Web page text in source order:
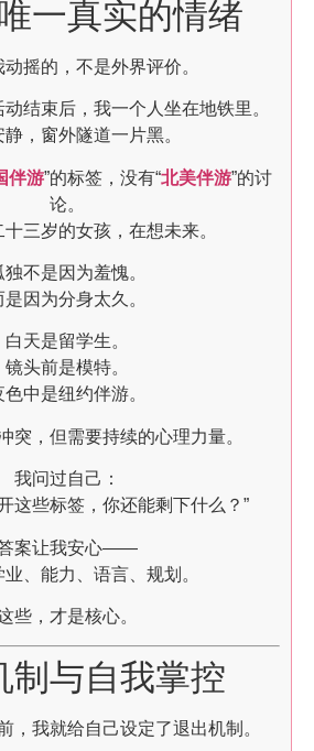
一真实的情绪
摇的，不是外界评价。
结束后，我一个人坐在地铁里。
，窗外隧道一片黑。
伴游”的标签，没有“北美伴游”的讨
论。
十三岁的女孩，在想未来。
独不是因为羞愧。
是因为分身太久。
白天是留学生。
镜头前是模特。
色中是纽约伴游。
突，但需要持续的心理力量。
我问过自己：
这些标签，你还能剩下什么？”
案让我安心——
、能力、语言、规划。
些，才是核心。
制与自我掌控
，我就给自己设定了退出机制。